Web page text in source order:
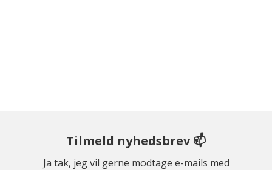
Tilmeld nyhedsbrev 📫
Ja tak, jeg vil gerne modtage e-mails med